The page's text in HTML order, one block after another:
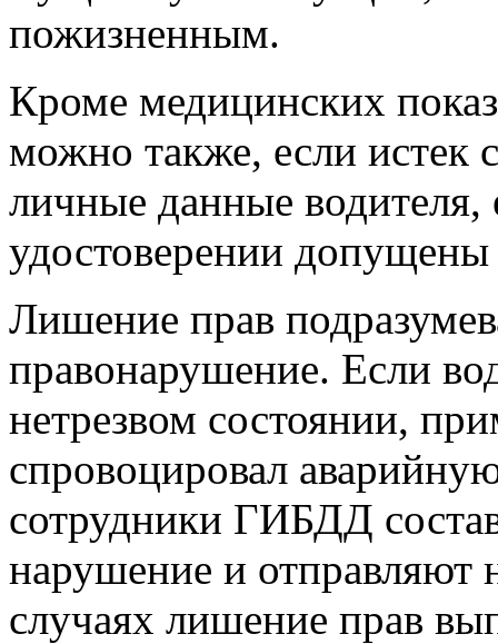
пожизненным.
Кроме медицинских
можно также, если истек
личные данные водителя,
удостоверении
Лишение прав
правонарушение. Если
нетрезвом состоянии,
спровоцировал
сотрудники ГИБДД
нарушение и отправляют
случаях лишение прав